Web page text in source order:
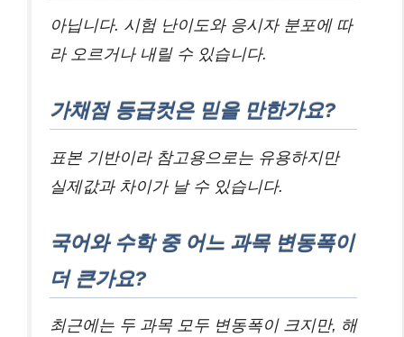
아닙니다. 시험 난이도와 응시자 분포에 따
라 오르거나 내릴 수 있습니다.
가채점 등급컷은 믿을 만한가요?
표본 기반이라 참고용으로는 유용하지만
실제값과 차이가 날 수 있습니다.
국어와 수학 중 어느 과목 변동폭이
더 큰가요?
최근에는 두 과목 모두 변동폭이 크지만, 해